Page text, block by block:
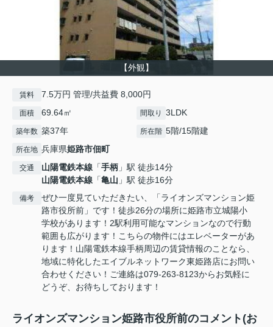
【外観】
賃料 7.5万円 管理/共益費 8,000円
面積 69.64㎡ 間取り 3LDK
築年数 築37年 所在階 5階/15階建
所在地 兵庫県姫路市佃町
交通 山陽電鉄本線 「手柄 」駅 徒歩14分
山陽電鉄本線 「亀山 」駅 徒歩16分
備考
ぜひ一度見ていただきたい、「ライオンズマンション姫
路市役所前」です！徒歩26分の場所に姫路市立城陽小
学校があります！2駅利用可能なマンションなので行動
範囲も広がります！こちらの物件にはエレベーターがあ
ります！山陽電鉄本線手柄周辺の賃貸情報のことなら、
地域に特化したエイブルネットワーク東姫路店にお問い
合わせください！ご連絡は079-263-8123からお気軽に
どうぞ、お待ちしております！
ライオンズマンション姫路市役所前のコメント(お